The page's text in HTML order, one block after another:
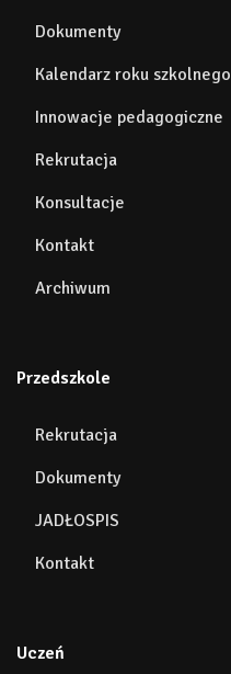
Dokumenty
Kalendarz roku szkolnego
Innowacje pedagogiczne
Rekrutacja
Konsultacje
Kontakt
Archiwum
Przedszkole
Rekrutacja
Dokumenty
JADŁOSPIS
Kontakt
Uczeń